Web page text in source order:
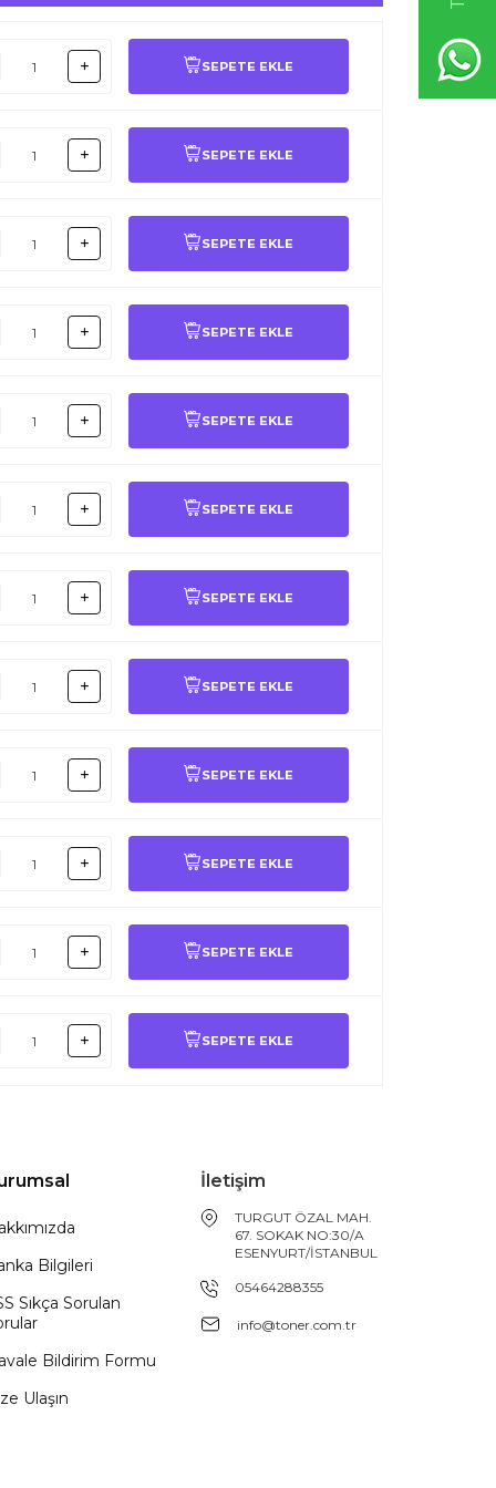
SEPETE EKLE
SEPETE EKLE
SEPETE EKLE
SEPETE EKLE
SEPETE EKLE
SEPETE EKLE
SEPETE EKLE
SEPETE EKLE
SEPETE EKLE
SEPETE EKLE
SEPETE EKLE
SEPETE EKLE
Bilgileri
Sıkça Sorulan
Bildirim Formu
Ulaşın
İletişim
TURGUT ÖZAL MAH.
67. SOKAK NO:30/A
ESENYURT/İSTANBUL
05464288355
info@toner.com.tr